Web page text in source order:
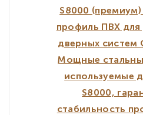
S8000
профиль ПВХ для
дверных систем
Мощные
используемые
S8000,
стабильность